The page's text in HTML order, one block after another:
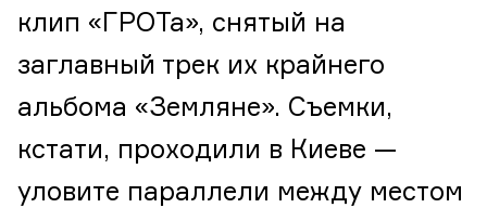
клип «ГРОТа», снятый на
заглавный трек их крайнего
альбома «Земляне». Съемки,
кстати, проходили в Киеве —
уловите параллели между местом